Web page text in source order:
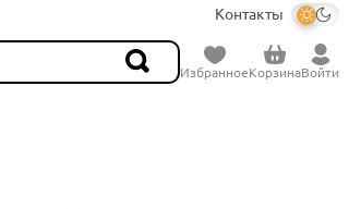
Контакты
ИзбранноеКорзинаВойти